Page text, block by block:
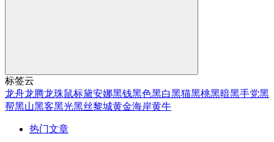
标签云
龙舟龙腾龙珠鼠标黛安娜黑钱黑色黑白黑猫黑桃黑暗黑手党黑
帮黑山黑客黑光黑丝黎城黄金海岸黄牛
热门文章